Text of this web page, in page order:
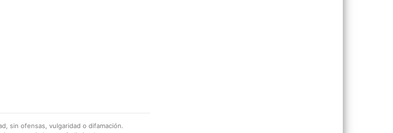
sin ofensas, vulgaridad o difamación.